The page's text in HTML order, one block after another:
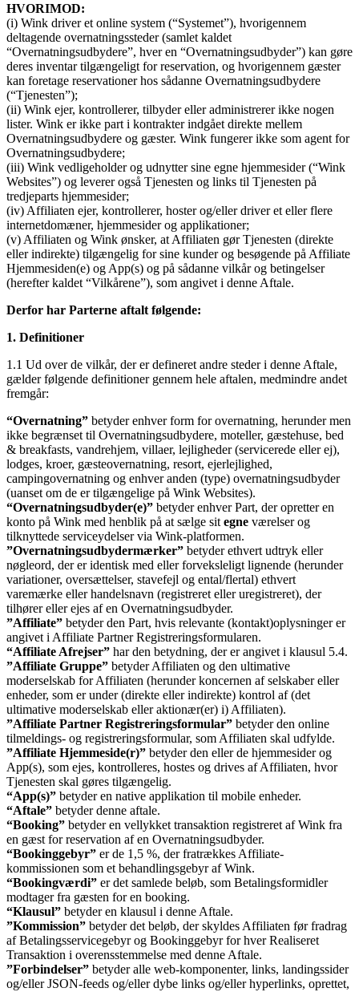
HVORIMOD:
(i) Wink driver et online system (“Systemet”), hvorigennem
deltagende overnatningssteder (samlet kaldet
“Overnatningsudbydere”, hver en “Overnatningsudbyder”) kan gøre
deres inventar tilgængeligt for reservation, og hvorigennem gæster
kan foretage reservationer hos sådanne Overnatningsudbydere
(“Tjenesten”);
(ii) Wink ejer, kontrollerer, tilbyder eller administrerer ikke nogen
lister. Wink er ikke part i kontrakter indgået direkte mellem
Overnatningsudbydere og gæster. Wink fungerer ikke som agent for
Overnatningsudbydere;
(iii) Wink vedligeholder og udnytter sine egne hjemmesider (“Wink
Websites”) og leverer også Tjenesten og links til Tjenesten på
tredjeparts hjemmesider;
(iv) Affiliaten ejer, kontrollerer, hoster og/eller driver et eller flere
internetdomæner, hjemmesider og applikationer;
(v) Affiliaten og Wink ønsker, at Affiliaten gør Tjenesten (direkte
eller indirekte) tilgængelig for sine kunder og besøgende på Affiliate
Hjemmesiden(e) og App(s) og på sådanne vilkår og betingelser
(herefter kaldet “Vilkårene”), som angivet i denne Aftale.
Derfor har Parterne aftalt følgende:
1. Definitioner
1.1 Ud over de vilkår, der er defineret andre steder i denne Aftale,
gælder følgende definitioner gennem hele aftalen, medmindre andet
fremgår:
“Overnatning” betyder enhver form for overnatning, herunder men
ikke begrænset til Overnatningsudbydere, moteller, gæstehuse, bed
& breakfasts, vandrehjem, villaer, lejligheder (servicerede eller ej),
lodges, kroer, gæsteovernatning, resort, ejerlejlighed,
campingovernatning og enhver anden (type) overnatningsudbyder
(uanset om de er tilgængelige på Wink Websites).
“Overnatningsudbyder(e)” betyder enhver Part, der opretter en
konto på Wink med henblik på at sælge sit egne værelser og
tilknyttede serviceydelser via Wink-platformen.
”Overnatningsudbydermærker” betyder ethvert udtryk eller
nøgleord, der er identisk med eller forveksleligt lignende (herunder
variationer, oversættelser, stavefejl og ental/flertal) ethvert
varemærke eller handelsnavn (registreret eller uregistreret), der
tilhører eller ejes af en Overnatningsudbyder.
”Affiliate” betyder den Part, hvis relevante (kontakt)oplysninger er
angivet i Affiliate Partner Registreringsformularen.
“Affiliate Afrejser” har den betydning, der er angivet i klausul 5.4.
”Affiliate Gruppe” betyder Affiliaten og den ultimative
moderselskab for Affiliaten (herunder koncernen af selskaber eller
enheder, som er under (direkte eller indirekte) kontrol af (det
ultimative moderselskab eller aktionær(er) i) Affiliaten).
”Affiliate Partner Registreringsformular” betyder den online
tilmeldings- og registreringsformular, som Affiliaten skal udfylde.
”Affiliate Hjemmeside(r)” betyder den eller de hjemmesider og
App(s), som ejes, kontrolleres, hostes og drives af Affiliaten, hvor
Tjenesten skal gøres tilgængelig.
“App(s)” betyder en native applikation til mobile enheder.
“Aftale” betyder denne aftale.
“Booking” betyder en vellykket transaktion registreret af Wink fra
en gæst for reservation af en Overnatningsudbyder.
“Bookinggebyr” er de 1,5 %, der fratrækkes Affiliate-
kommissionen som et behandlingsgebyr af Wink.
“Bookingværdi” er det samlede beløb, som Betalingsformidler
modtager fra gæsten for en booking.
“Klausul” betyder en klausul i denne Aftale.
”Kommission” betyder det beløb, der skyldes Affiliaten før fradrag
af Betalingsservicegebyr og Bookinggebyr for hver Realiseret
Transaktion i overensstemmelse med denne Aftale.
”Forbindelser” betyder alle web-komponenter, links, landingssider
og/eller JSON-feeds og/eller dybe links og/eller hyperlinks, oprettet,